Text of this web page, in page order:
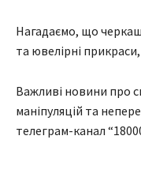
Нагадаємо, що
та ювелірні
Важливі новини про
маніпуляцій та
телеграм-канал